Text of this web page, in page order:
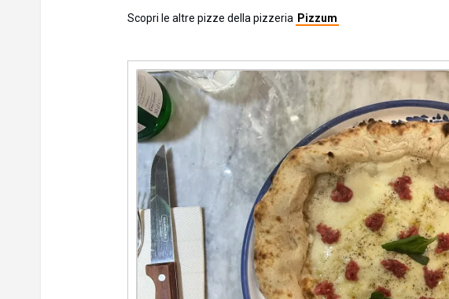
Scopri le altre pizze della pizzeria Pizzum